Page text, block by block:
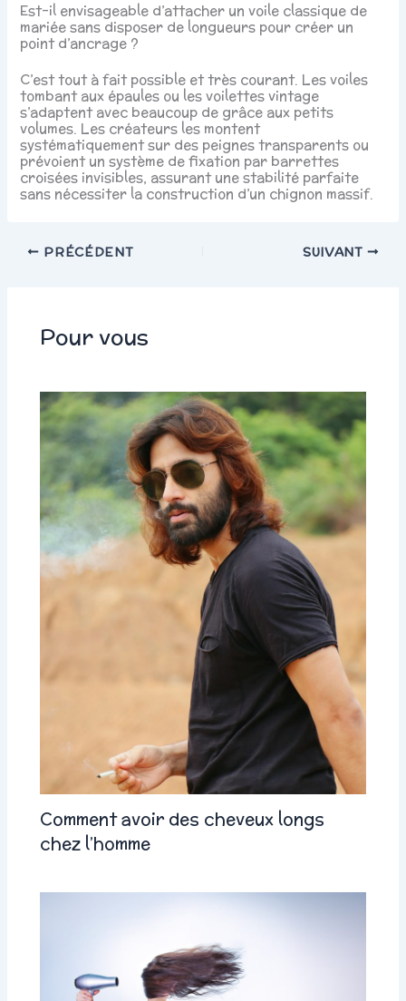
Est-il envisageable d’attacher un voile classique de
mariée sans disposer de longueurs pour créer un
point d’ancrage ?
C’est tout à fait possible et très courant. Les voiles
tombant aux épaules ou les voilettes vintage
s’adaptent avec beaucoup de grâce aux petits
volumes. Les créateurs les montent
systématiquement sur des peignes transparents ou
prévoient un système de fixation par barrettes
croisées invisibles, assurant une stabilité parfaite
sans nécessiter la construction d’un chignon massif.
PRÉCÉDENT SUIVANT
Pour vous
Comment avoir des cheveux longs
chez l’homme